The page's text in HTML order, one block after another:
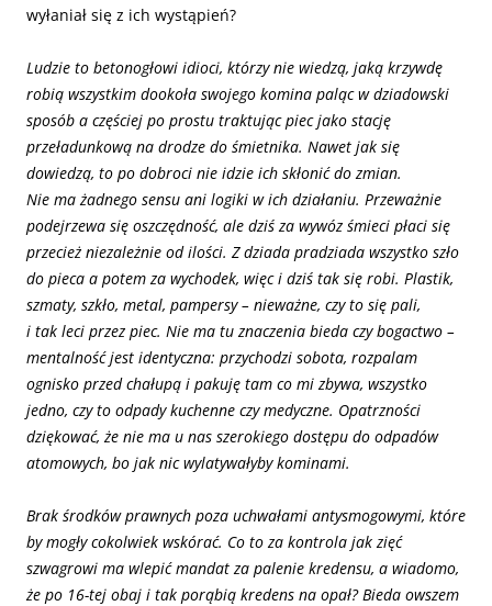
wyłaniał się z ich wystąpień?
Ludzie to betonogłowi idioci, którzy nie wiedzą, jaką krzywdę
robią wszystkim dookoła swojego komina paląc w dziadowski
sposób a częściej po prostu traktując piec jako stację
przeładunkową na drodze do śmietnika. Nawet jak się
dowiedzą, to po dobroci nie idzie ich skłonić do zmian.
Nie ma żadnego sensu ani logiki w ich działaniu. Przeważnie
podejrzewa się oszczędność, ale dziś za wywóz śmieci płaci się
przecież niezależnie od ilości. Z dziada pradziada wszystko szło
do pieca a potem za wychodek, więc i dziś tak się robi. Plastik,
szmaty, szkło, metal, pampersy – nieważne, czy to się pali,
i tak leci przez piec. Nie ma tu znaczenia bieda czy bogactwo –
mentalność jest identyczna: przychodzi sobota, rozpalam
ognisko przed chałupą i pakuję tam co mi zbywa, wszystko
jedno, czy to odpady kuchenne czy medyczne. Opatrzności
dziękować, że nie ma u nas szerokiego dostępu do odpadów
atomowych, bo jak nic wylatywałyby kominami.
Brak środków prawnych poza uchwałami antysmogowymi, które
by mogły cokolwiek wskórać. Co to za kontrola jak zięć
szwagrowi ma wlepić mandat za palenie kredensu, a wiadomo,
że po 16-tej obaj i tak porąbią kredens na opał? Bieda owszem